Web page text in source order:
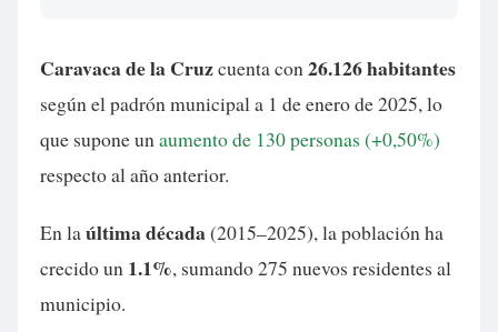
Caravaca de la Cruzcuenta con26.126 habitantes
según el padrón municipal a 1 de enero de 2025, lo
que supone unaumento de 130 personas (+0,50%)
respecto al año anterior.
En laúltima década(2015–2025), la población ha
crecido un 1.1%, sumando 275 nuevos residentes al
municipio.